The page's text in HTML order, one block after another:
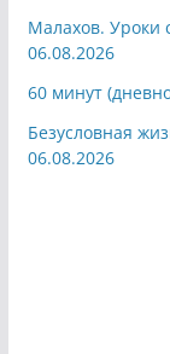
Малахов. Уроки
06.08.2026
60 минут
Безусловная
06.08.2026